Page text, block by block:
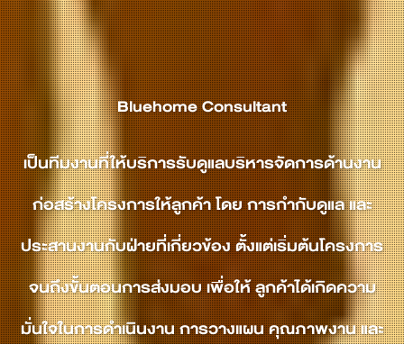
Bluehome Consultant
เป็นทีมงานที่ให้บริการรับดูแลบริหารจัดการด้านงาน
ก่อสร้างโครงการให้ลูกค้า โดย การกำกับดูแล และ
ประสานงานกับฝ่ายที่เกี่ยวข้อง ตั้งแต่เริ่มต้นโครงการ
จนถึงขั้นตอนการส่งมอบ เพื่อให้ ลูกค้าได้เกิดความ
มั่นใจในการดำเนินงาน การวางแผน คุณภาพงาน และ